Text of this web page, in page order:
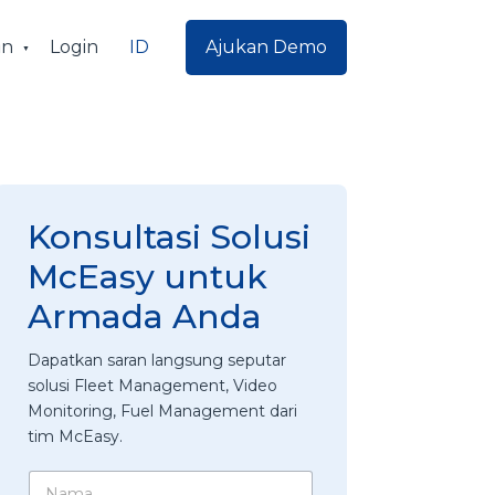
Login ID Ajukan Demo
Konsultasi Solusi
McEasy untuk
Armada Anda
Dapatkan saran langsung seputar
solusi Fleet Management, Video
Monitoring, Fuel Management dari
tim McEasy.
N